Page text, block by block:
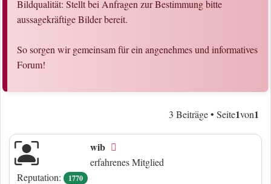
Bildqualität: Stellt bei Anfragen zur Bestimmung bitte
aussagekräftige Bilder bereit.
So sorgen wir gemeinsam für ein angenehmes und informatives
Forum!
3 Beiträge • Seite1von1
wib
erfahrenes Mitglied
Reputation:
1770